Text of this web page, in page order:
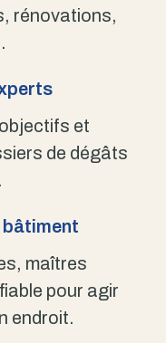
rénovations,
et
de dégâts
bâtiment
maîtres
pour agir
endroit.